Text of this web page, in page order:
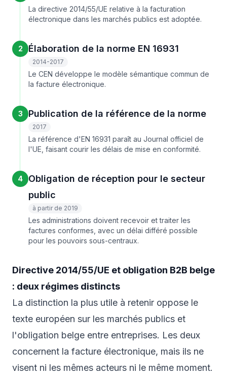
La directive 2014/55/UE relative à la facturation
électronique dans les marchés publics est adoptée.
2 Élaboration de la norme EN 16931
2014-2017
Le CEN développe le modèle sémantique commun de
la facture électronique.
3 Publication de la référence de la norme
2017
La référence d'EN 16931 paraît au Journal officiel de
l'UE, faisant courir les délais de mise en conformité.
4
Obligation de réception pour le secteur
public
à partir de 2019
Les administrations doivent recevoir et traiter les
factures conformes, avec un délai différé possible
pour les pouvoirs sous-centraux.
Directive 2014/55/UE et obligation B2B belge
: deux régimes distincts
La distinction la plus utile à retenir oppose le
texte européen sur les marchés publics et
l'obligation belge entre entreprises. Les deux
concernent la facture électronique, mais ils ne
visent ni les mêmes acteurs ni le même moment.